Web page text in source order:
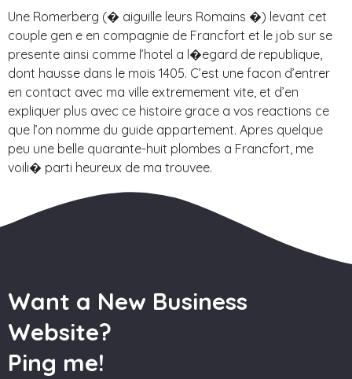
Une Romerberg (� aiguille leurs Romains �) levant cet
couple gen e en compagnie de Francfort et le job sur se
presente ainsi comme l’hotel a l�egard de republique,
dont hausse dans le mois 1405. C’est une facon d’entrer
en contact avec ma ville extremement vite, et d’en
expliquer plus avec ce histoire grace a vos reactions ce
que l’on nomme du guide appartement. Apres quelque
peu une belle quarante-huit plombes a Francfort, me
voili� parti heureux de ma trouvee.
Want a New Business
Website?
Ping me!